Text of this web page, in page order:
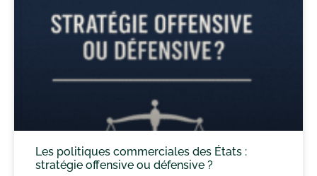
Les politiques commerciales des États :
stratégie offensive ou défensive ?